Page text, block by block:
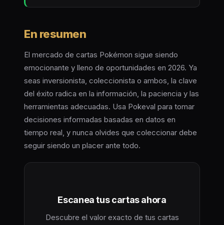
En resumen
El mercado de cartas Pokémon sigue siendo
emocionante y lleno de oportunidades en 2026. Ya
seas inversionista, coleccionista o ambos, la clave
del éxito radica en la información, la paciencia y las
herramientas adecuadas. Usa Pokeval para tomar
decisiones informadas basadas en datos en
tiempo real, y nunca olvides que coleccionar debe
seguir siendo un placer ante todo.
Escanea tus cartas ahora
Descubre el valor exacto de tus cartas